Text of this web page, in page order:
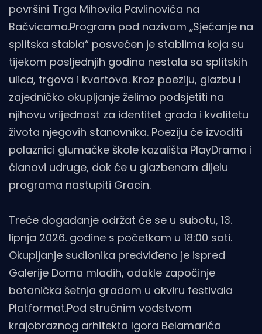
površini Trga Mihovila Pavlinovića na
Bačvicama.Program pod nazivom „Sjećanje na
splitska stabla“ posvećen je stablima koja su
tijekom posljednjih godina nestala sa splitskih
ulica, trgova i kvartova. Kroz poeziju, glazbu i
zajedničko okupljanje želimo podsjetiti na
njihovu vrijednost za identitet grada i kvalitetu
života njegovih stanovnika. Poeziju će izvoditi
polaznici glumačke škole kazališta PlayDrama i
članovi udruge, dok će u glazbenom dijelu
programa nastupiti Gracin.
Treće događanje održat će se u subotu, 13.
lipnja 2026. godine s početkom u 18:00 sati.
Okupljanje sudionika predviđeno je ispred
Galerije Doma mladih, odakle započinje
botanička šetnja gradom u okviru festivala
Platformat.Pod stručnim vodstvom
krajobraznog arhitekta Igora Belamarića